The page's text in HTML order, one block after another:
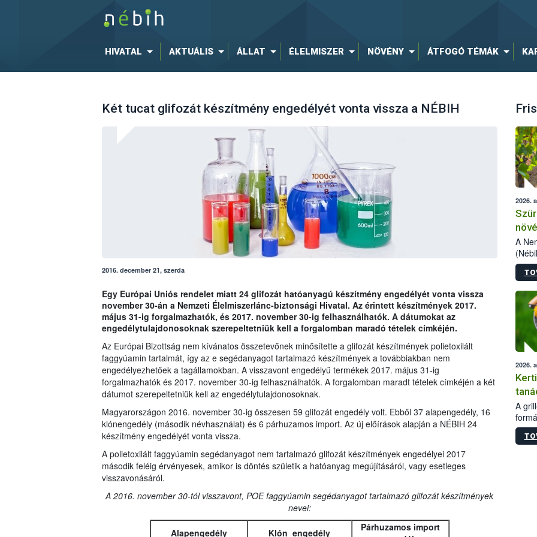
HIVATAL AKTUÁLIS ÁLLAT ÉLELMISZER NÖVÉNY ÁTFOGÓ TÉMÁK
Két tucat glifozát készítmény engedélyét vonta vissza a NÉBIH
2016. december 21, szerda
Egy Európai Uniós rendelet miatt 24 glifozát hatóanyagú készítmény engedélyét vonta vissza
november 30-án a Nemzeti Élelmiszerlánc-biztonsági Hivatal. Az érintett készítmények 2017.
május 31-ig forgalmazhatók, és 2017. november 30-ig felhasználhatók. A dátumokat az
engedélytulajdonosoknak szerepeltetniük kell a forgalomban maradó tételek címkéjén.
Az Európai Bizottság nem kívánatos összetevőnek minősítette a glifozát készítmények polietoxilált
faggyúamin tartalmát, így az e segédanyagot tartalmazó készítmények a továbbiakban nem
engedélyezhetőek a tagállamokban. A visszavont engedélyű termékek 2017. május 31-ig
forgalmazhatók és 2017. november 30-ig felhasználhatók. A forgalomban maradt tételek címkéjén a két
dátumot szerepeltetniük kell az engedélytulajdonosoknak.
Magyarországon 2016. november 30-ig összesen 59 glifozát engedély volt. Ebből 37 alapengedély, 16
klónengedély (második névhasználat) és 6 párhuzamos import. Az új előírások alapján a NÉBIH 24
készítmény engedélyét vonta vissza.
A polietoxilált faggyúamin segédanyagot nem tartalmazó glifozát készítmények engedélyei 2017
második feléig érvényesek, amikor is döntés születik a hatóanyag megújításáról, vagy esetleges
visszavonásáról.
A 2016. november 30-tól visszavont, POE faggyúamin segédanyagot tartalmazó glifozát készítmények
nevei:
Alapengedély Klón engedély
Párhuzamos import
2026.
A
Az
2026.
A